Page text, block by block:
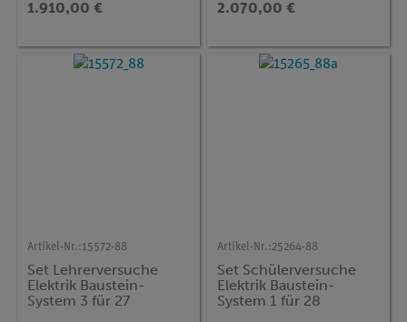
1.910,00 €
IND
2.070,00 €
Artikel-Nr.:15572-88
Set Lehrerversuche
Elektrik Baustein-
System 3 für 27
Artikel-Nr.:25264-88
Set Schülerversuche
Elektrik Baustein-
System 1 für 28